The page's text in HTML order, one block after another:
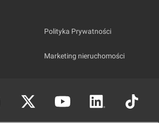
Polityka Prywatności
Marketing nieruchomości